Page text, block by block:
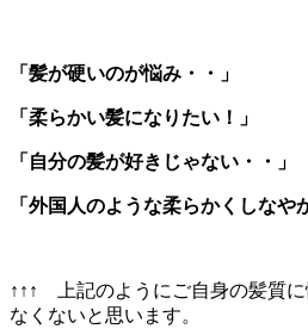
「髪が硬いのが悩み・・」
「柔らかい髪になりたい！」
「自分の髪が好きじゃない・・」
「外国人のような柔らかくしなや
↑↑↑ 上記のようにご自身の髪質
なくないと思います。